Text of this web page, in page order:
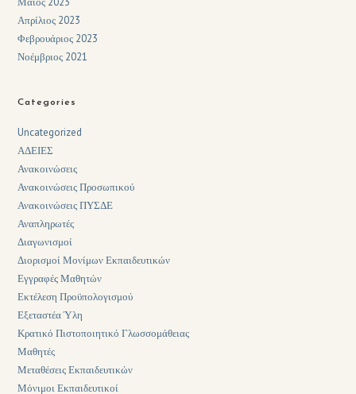
Απρίλιος 2023
Φεβρουάριος 2023
Νοέμβριος 2021
Categories
Uncategorized
ΑΔΕΙΕΣ
Ανακοινώσεις
Ανακοινώσεις Προσωπικού
Ανακοινώσεις ΠΥΣΔΕ
Αναπληρωτές
Διαγωνισμοί
Διορισμοί Μονίμων Εκπαιδευτικών
Εγγραφές Μαθητών
Εκτέλεση Προϋπολογισμού
Εξεταστέα Ύλη
Κρατικό Πιστοποιητικό Γλωσσομάθειας
Μαθητές
Μεταθέσεις Εκπαιδευτικών
Μόνιμοι Εκπαιδευτικοί